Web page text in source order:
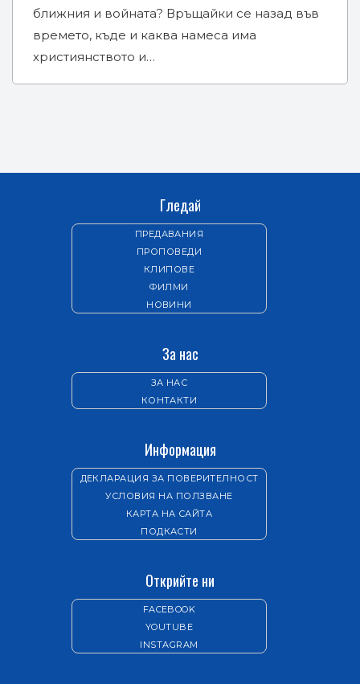
ближния и войната? Връщайки се назад във
времето, къде и каква намеса има
християнството и…
Гледай
ПРЕДАВАНИЯ
ПРОПОВЕДИ
КЛИПОВЕ
ФИЛМИ
НОВИНИ
За нас
ЗА НАС
КОНТАКТИ
Информация
ДЕКЛАРАЦИЯ ЗА ПОВЕРИТЕЛНОСТ
УСЛОВИЯ НА ПОЛЗВАНЕ
КАРТА НА САЙТА
ПОДКАСТИ
Открийте ни
FACEBOOK
YOUTUBE
INSTAGRAM